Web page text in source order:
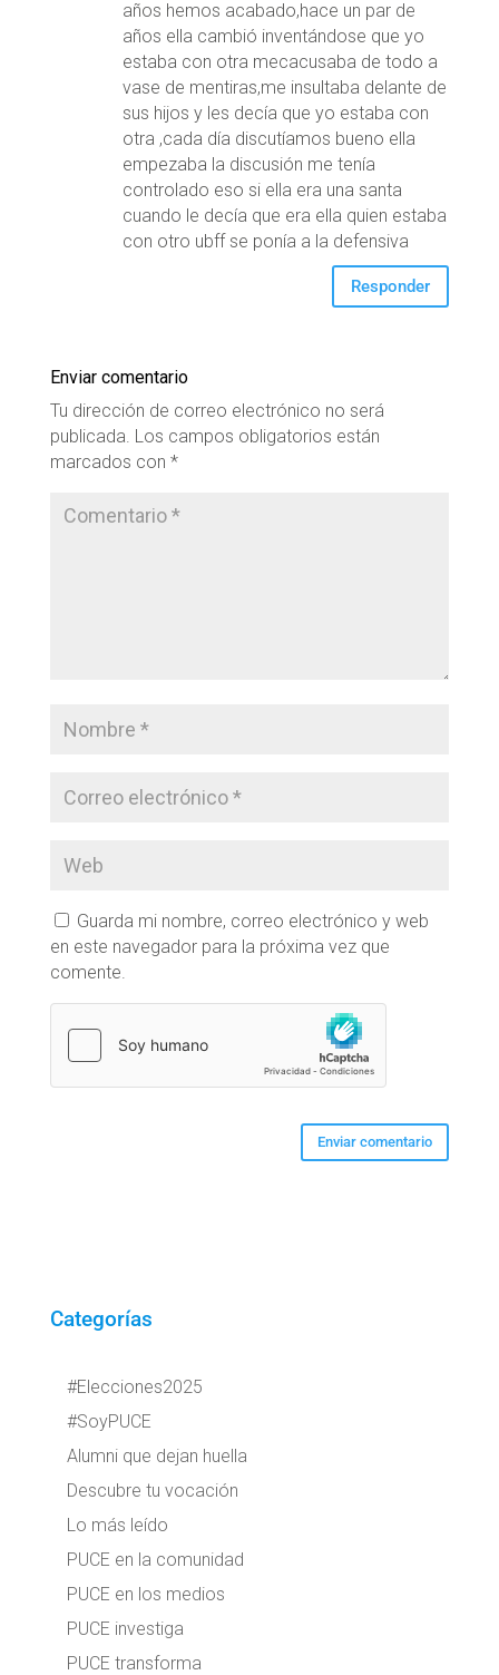
años hemos acabado,hace un par de
años ella cambió inventándose que yo
estaba con otra mecacusaba de todo a
vase de mentiras,me insultaba delante de
sus hijos y les decía que yo estaba con
otra ,cada día discutíamos bueno ella
empezaba la discusión me tenía
controlado eso si ella era una santa
cuando le decía que era ella quien estaba
con otro ubff se ponía a la defensiva
Responder
Enviar comentario
Tu dirección de correo electrónico no será
publicada. Los campos obligatorios están
marcados con *
Guarda mi nombre, correo electrónico y web
en este navegador para la próxima vez que
comente.
Categorías
#Elecciones2025
#SoyPUCE
Alumni que dejan huella
Descubre tu vocación
Lo más leído
PUCE en la comunidad
PUCE en los medios
PUCE investiga
PUCE transforma